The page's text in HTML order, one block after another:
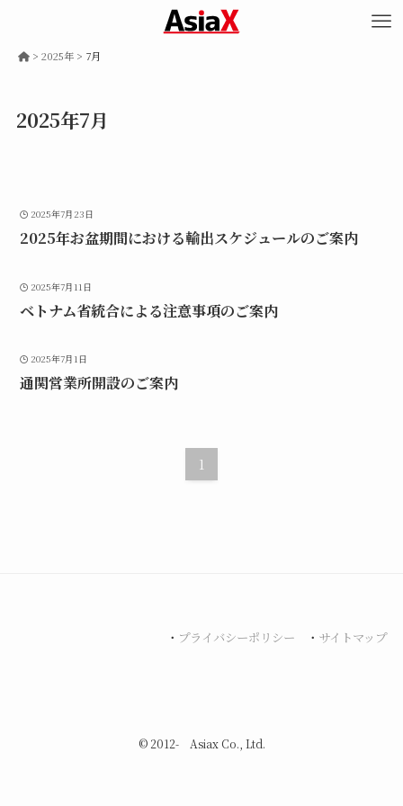
> 2025年 > 7月
2025年7月
2025年7月23日
2025年お盆期間における輸出スケジュールのご案内
2025年7月11日
ベトナム省統合による注意事項のご案内
2025年7月1日
通関営業所開設のご案内
1
・ プライバシーポリシー ・ サイトマップ
©2012- Asiax Co., Ltd.